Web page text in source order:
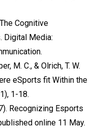
Cognitive
Digital Media:
M. C., & Olrich, T. W.
eSports fit Within the
1-18.
Recognizing Esports
online 11 May.